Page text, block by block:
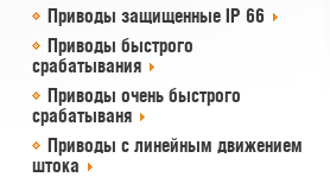
Приводы защищенные IP 66
Приводы быстрого
срабатывания
Приводы очень быстрого
срабатываня
Приводы с линейным движением
штока